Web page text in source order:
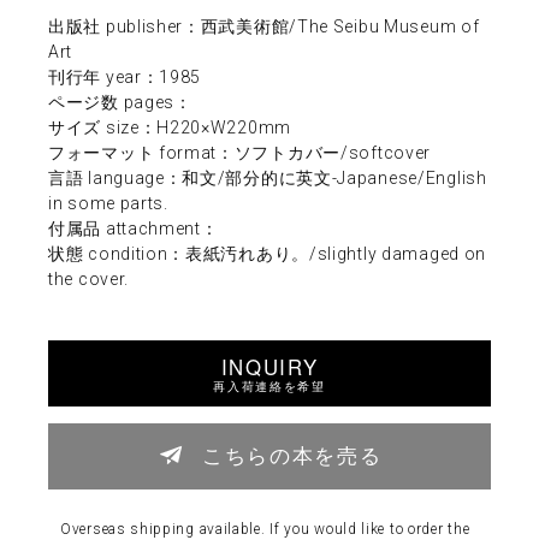
出版社 publisher：西武美術館/The Seibu Museum of
Art
刊行年 year：1985
ページ数 pages：
サイズ size：H220×W220mm
フォーマット format：ソフトカバー/softcover
言語 language：和文/部分的に英文-Japanese/English
in some parts.
付属品 attachment：
状態 condition：表紙汚れあり。/slightly damaged on
the cover.
INQUIRY
再入荷連絡を希望
こちらの本を売る
Overseas shipping available. If you would like to order the